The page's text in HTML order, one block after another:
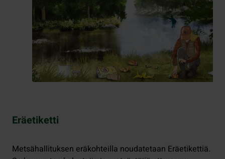
Eräetiketti
Metsähallituksen eräkohteilla noudatetaan Eräetikettiä.